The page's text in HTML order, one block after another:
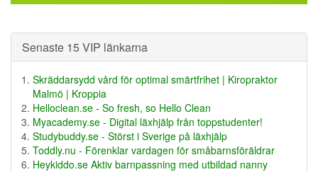
Senaste 15 VIP länkarna
Skräddarsydd vård för optimal smärtfrihet | Kiropraktor
Malmö | Kroppia
Helloclean.se - So fresh, so Hello Clean
Myacademy.se - Digital läxhjälp från toppstudenter!
Studybuddy.se - Störst i Sverige på läxhjälp
Toddly.nu - Förenklar vardagen för småbarnsföräldrar
Heykiddo.se Aktiv barnpassning med utbildad nanny